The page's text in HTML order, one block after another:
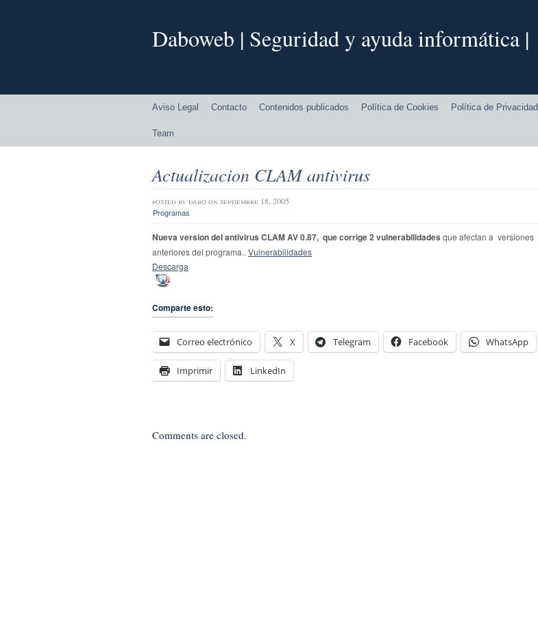
Daboweb | Seguridad y ayuda informática |
Aviso Legal Contacto Contenidos publicados Política de Cookies Política de Privacidad
Team
Actualizacion CLAM antivirus
posted by dabo on septiembre 18, 2005
Programas
Nueva version del antivirus CLAM AV 0.87, que corrige 2 vulnerabilidades que afectan a versiones
anteriores del programa.. Vulnerabilidades
Descarga
Comparte esto:
Correo electrónico X Telegram Facebook WhatsApp
Imprimir LinkedIn
Comments are closed.